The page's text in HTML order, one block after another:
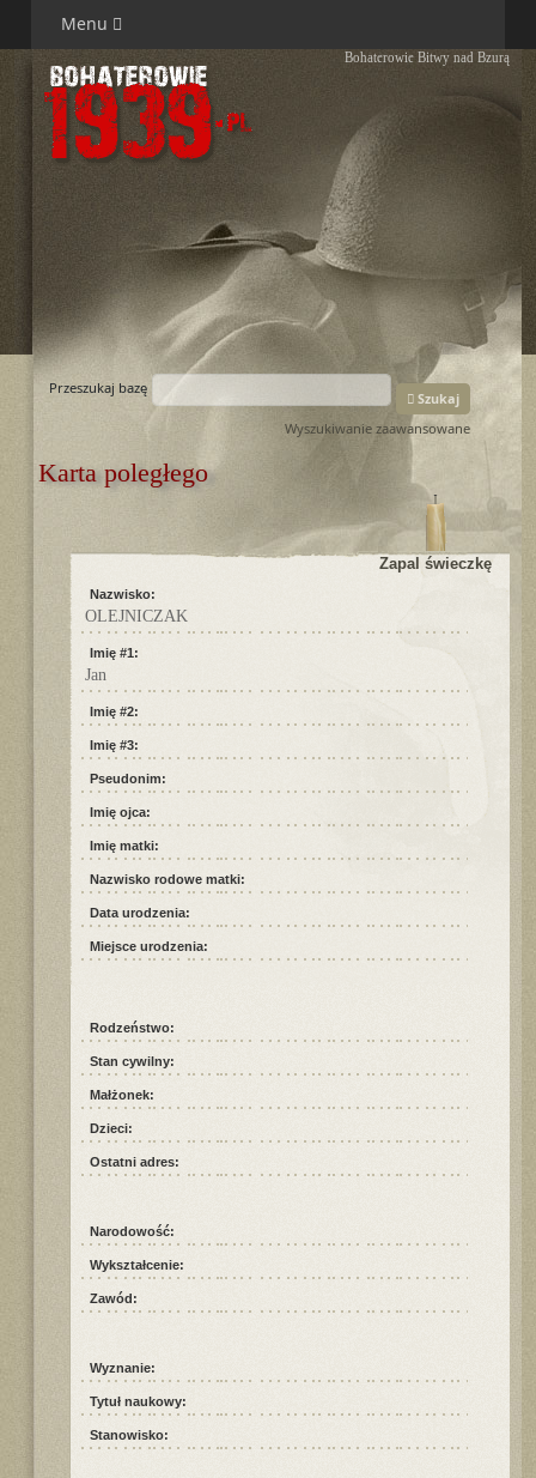
Menu
Bohaterowie Bitwy nad Bzurą
Przeszukaj bazę
Szukaj
Wyszukiwanie zaawansowane
Karta poległego
Zapal świeczkę
Nazwisko:
OLEJNICZAK
Imię #1:
Jan
Imię #2:
Imię #3:
Pseudonim:
Imię ojca:
Imię matki:
Nazwisko rodowe matki:
Data urodzenia:
Miejsce urodzenia:
Rodzeństwo:
Stan cywilny:
Małżonek:
Dzieci:
Ostatni adres:
Narodowość:
Wykształcenie:
Zawód:
Wyznanie:
Tytuł naukowy:
Stanowisko: